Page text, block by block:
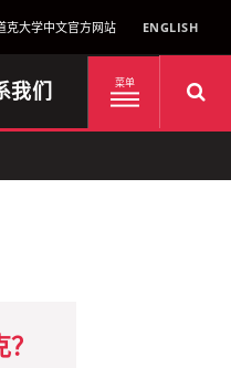
克大学中文官方网站 ENGLISH
我们 菜单